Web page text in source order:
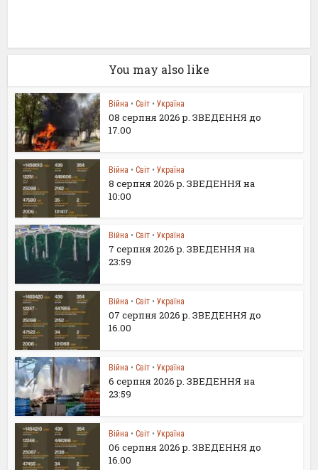
You may also like
Війна • Світ • Україна
08 серпня 2026 р. ЗВЕДЕННЯ до
17.00
Війна • Світ • Україна
8 серпня 2026 р. ЗВЕДЕННЯ на
10:00
Війна • Світ • Україна
7 серпня 2026 р. ЗВЕДЕННЯ на
23:59
Війна • Світ • Україна
07 серпня 2026 р. ЗВЕДЕННЯ до
16.00
Війна • Світ • Україна
6 серпня 2026 р. ЗВЕДЕННЯ на
23:59
Війна • Світ • Україна
06 серпня 2026 р. ЗВЕДЕННЯ до
16.00